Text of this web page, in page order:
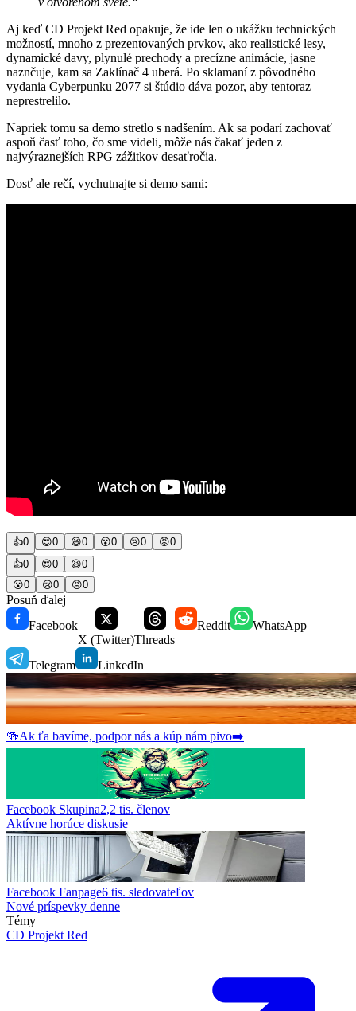
Aj keď CD Projekt Red opakuje, že ide len o ukážku technických
možností, mnoho z prezentovaných prvkov, ako realistické lesy,
dynamické davy, plynulé prechody a precízne animácie, jasne
naznčuje, kam sa Zaklínač 4 uberá. Po sklamaní z pôvodného
vydania Cyberpunku 2077 si štúdio dáva pozor, aby tentoraz
neprestrelilo.
Napriek tomu sa demo stretlo s nadšením. Ak sa podarí zachovať
aspoň časť toho, čo sme videli, môže nás čakať jeden z
najvýraznejších RPG zážitkov desaťročia.
Dosť ale rečí, vychutnajte si demo sami:
👍0 😍0 😆0 😮0 😢0 😡0
👍0 😍0 😆0
😮0 😢0 😡0
Posuň ďalej
Facebook
X (Twitter)Threads
Reddit WhatsApp
Telegram LinkedIn
🍻Ak ťa bavíme, podpor nás a kúp nám pivo➡️
Facebook Skupina2,2 tis. členov
Aktívne horúce diskusie
Facebook Fanpage6 tis. sledovateľov
Nové príspevky denne
Témy
CD Projekt Red